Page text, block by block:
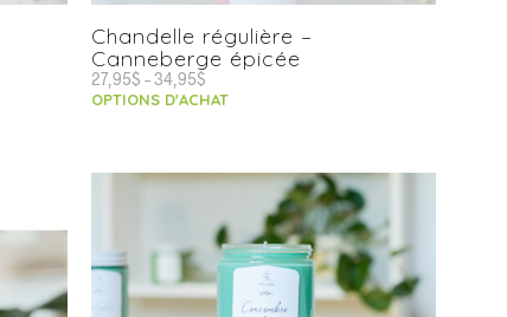
Chandelle régulière –
Canneberge épicée
27,95$ –34,95$
OPTIONS D'ACHAT